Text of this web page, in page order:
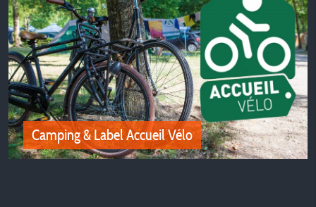
Camping & Label Accueil Vélo